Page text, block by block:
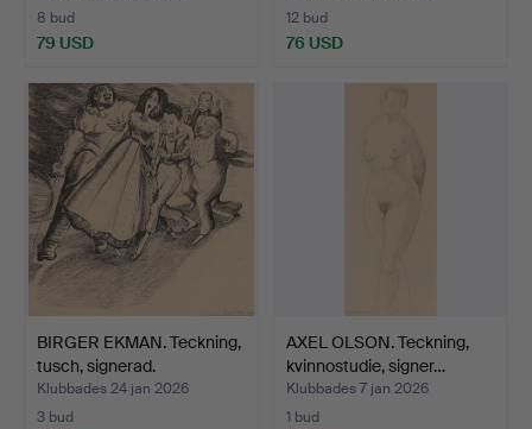
8 bud
79 USD
12 bud
76 USD
BIRGER EKMAN. Teckning,
tusch, signerad.
Klubbades 24 jan 2026
3 bud
AXEL OLSON. Teckning,
kvinnostudie, signer…
Klubbades 7 jan 2026
1 bud